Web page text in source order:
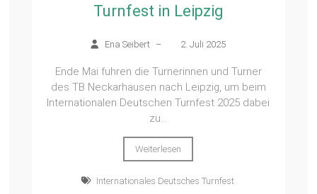
Turnfest in Leipzig
Ena Seibert – 2. Juli 2025
Ende Mai fuhren die Turnerinnen und Turner
des TB Neckarhausen nach Leipzig, um beim
Internationalen Deutschen Turnfest 2025 dabei
zu...
Weiterlesen
Internationales Deutsches Turnfest